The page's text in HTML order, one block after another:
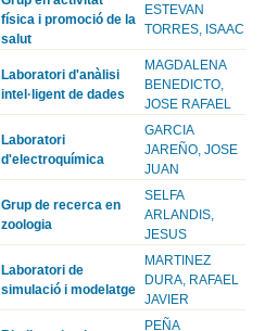
física i promoció de la
salut
ESTEVAN
TORRES, ISAAC
Laboratori d'anàlisi
intel·ligent de dades
MAGDALENA
BENEDICTO,
JOSE RAFAEL
Laboratori
d'electroquímica
GARCIA
JAREÑO, JOSE
JUAN
Grup de recerca en
zoologia
SELFA
ARLANDIS,
JESUS
Laboratori de
simulació i modelatge
MARTINEZ
DURA, RAFAEL
JAVIER
PEÑA